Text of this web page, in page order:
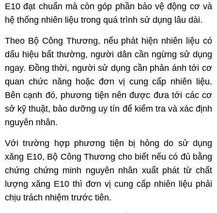
E10 đạt chuẩn mà còn góp phần bảo vệ động cơ và
hệ thống nhiên liệu trong quá trình sử dụng lâu dài.
Theo Bộ Công Thương, nếu phát hiện nhiên liệu có
dấu hiệu bất thường, người dân cần ngừng sử dụng
ngay. Đồng thời, người sử dụng cần phản ánh tới cơ
quan chức năng hoặc đơn vị cung cấp nhiên liệu.
Bên cạnh đó, phương tiện nên được đưa tới các cơ
sở kỹ thuật, bảo dưỡng uy tín để kiểm tra và xác định
nguyên nhân.
Với trường hợp phương tiện bị hỏng do sử dụng
xăng E10, Bộ Công Thương cho biết nếu có đủ bằng
chứng chứng minh nguyên nhân xuất phát từ chất
lượng xăng E10 thì đơn vị cung cấp nhiên liệu phải
chịu trách nhiệm trước tiên.